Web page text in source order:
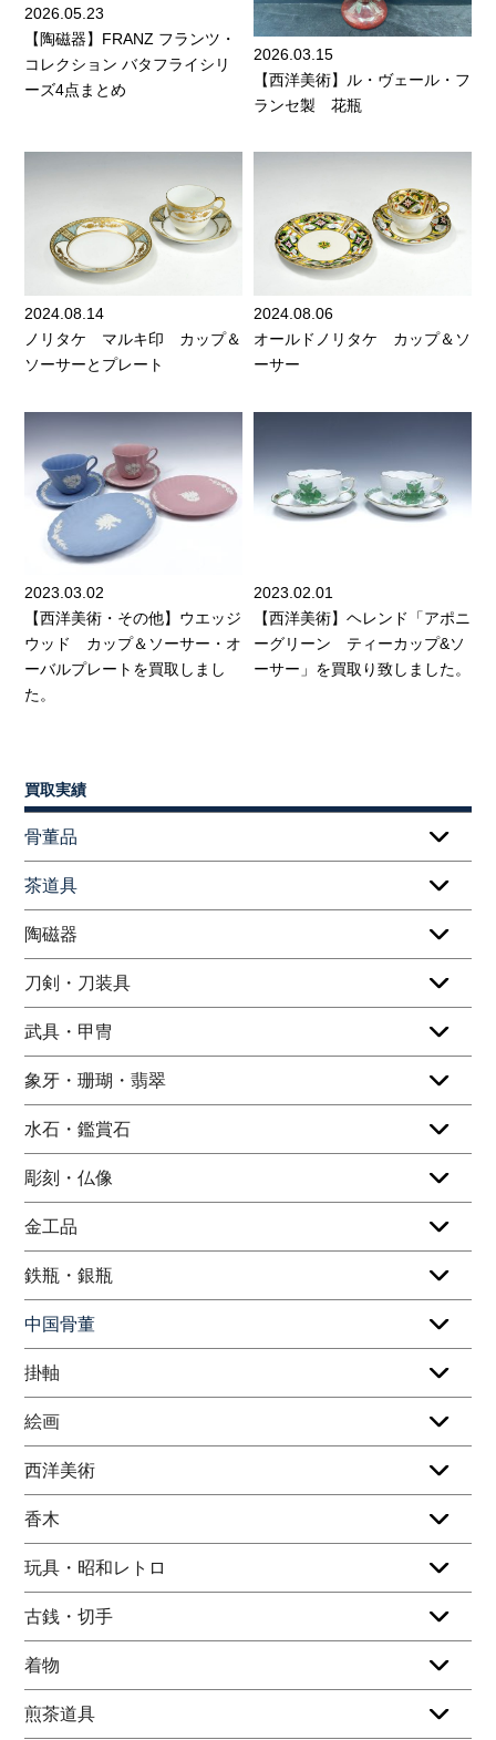
2026.05.23
【陶磁器】FRANZ フランツ・
コレクション バタフライシリ
ーズ4点まとめ
2026.03.15
【西洋美術】ル・ヴェール・フ
ランセ製 花瓶
2024.08.14
ノリタケ マルキ印 カップ＆
ソーサーとプレート
2024.08.06
オールドノリタケ カップ＆ソ
ーサー
2023.03.02
【西洋美術・その他】ウエッジ
ウッド カップ＆ソーサー・オ
ーバルプレートを買取しまし
た。
2023.02.01
【西洋美術】ヘレンド「アポニ
ーグリーン ティーカップ&ソ
ーサー」を買取り致しました。
買取実績
骨董品
茶道具
陶磁器
刀剣・刀装具
武具・甲冑
象牙・珊瑚・翡翠
水石・鑑賞石
彫刻・仏像
金工品
鉄瓶・銀瓶
中国骨董
掛軸
絵画
西洋美術
香木
玩具・昭和レトロ
古銭・切手
着物
煎茶道具